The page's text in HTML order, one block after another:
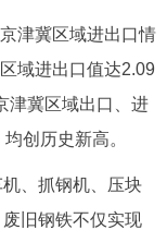
政策服务
回应关切
津冀区域进出口情
域进出口值达2.09
津冀区域出口、进
创历史新高。
、抓钢机、压块
旧钢铁不仅实现